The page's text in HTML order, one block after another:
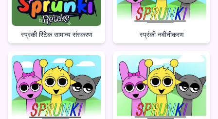
स्प्रंकी रिटेक सामान्य संस्करण स्प्रंकी नवीनीकरण